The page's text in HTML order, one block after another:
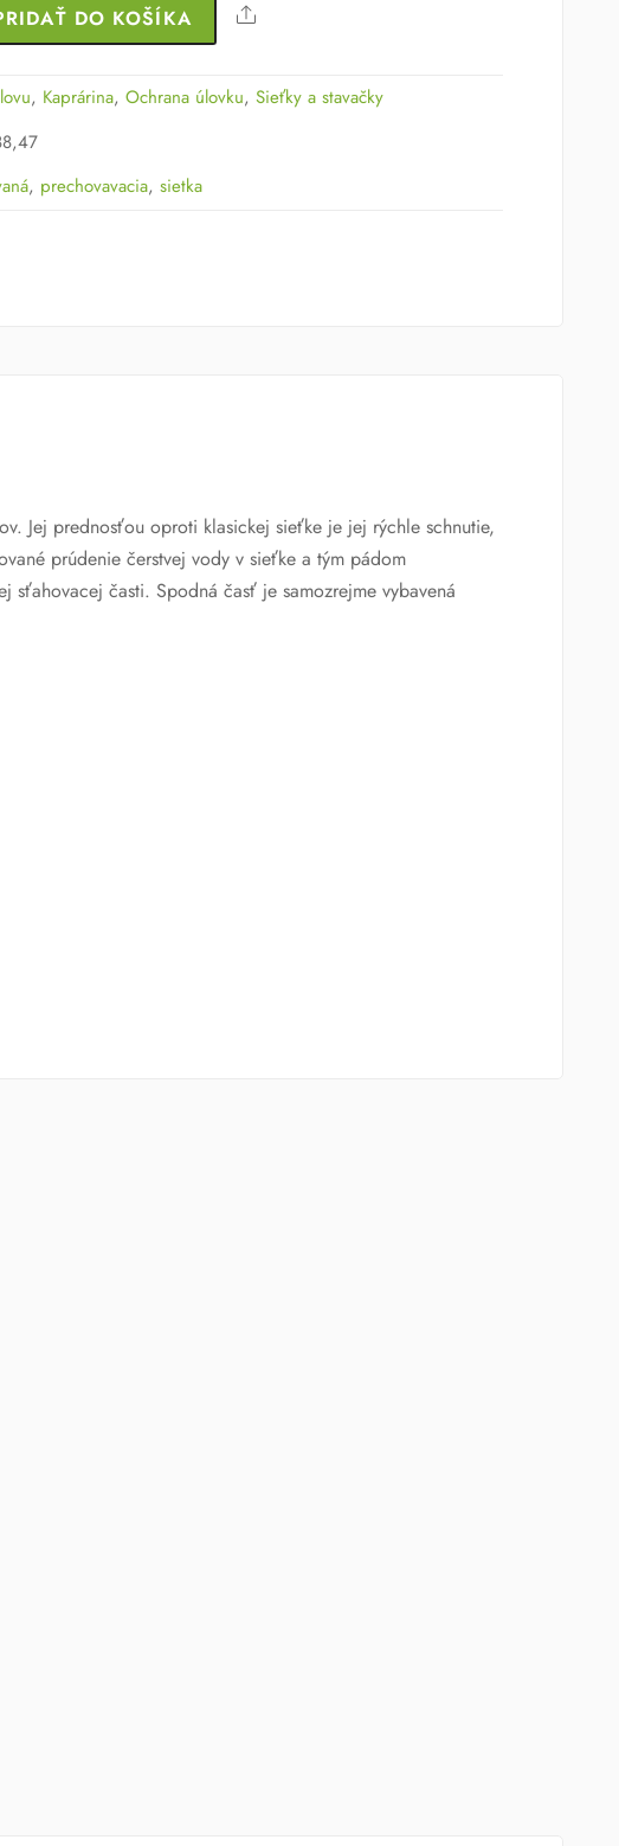
DO KOŠÍKA Share
, Kaprárina,Ochrana úlovku,Sieťky a stavačky
, prechovavacia,sietka
Jej prednosťou oproti klasickej sieťke je jej rýchle schnutie,
prúdenie čerstvej vody v sieťke a tým pádom
sťahovacej časti. Spodná časť je samozrejme vybavená